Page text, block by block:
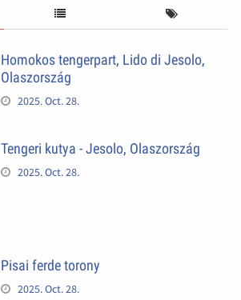
Homokos tengerpart, Lido di Jesolo,
Olaszország
2025. Oct. 28.
Tengeri kutya - Jesolo, Olaszország
2025. Oct. 28.
Pisai ferde torony
2025. Oct. 28.